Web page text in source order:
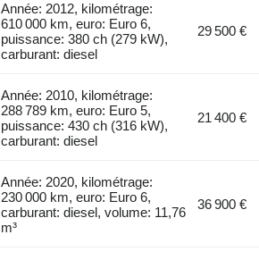
Année: 2012, kilométrage:
610 000 km, euro: Euro 6,
puissance: 380 ch (279 kW),
carburant: diesel
29 500 €
Année: 2010, kilométrage:
288 789 km, euro: Euro 5,
puissance: 430 ch (316 kW),
carburant: diesel
21 400 €
Année: 2020, kilométrage:
230 000 km, euro: Euro 6,
carburant: diesel, volume: 11,76
m³
36 900 €